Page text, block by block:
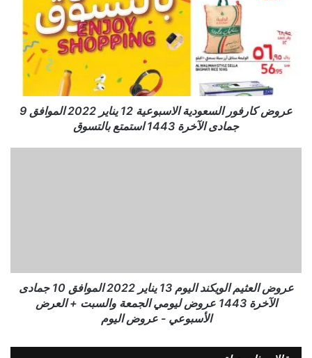
عروض كارفور السعودية الاسبوعية 12 يناير 2022 الموافق 9
جمادى الآخرة 1443 استمتع بالتسوق
عروض العثيم الويكند اليوم 13 يناير 2022 الموافق 10 جمادى
الآخرة 1443 عروض ليومي الجمعة والسبت + العرض
الأسبوعي - عروض اليوم